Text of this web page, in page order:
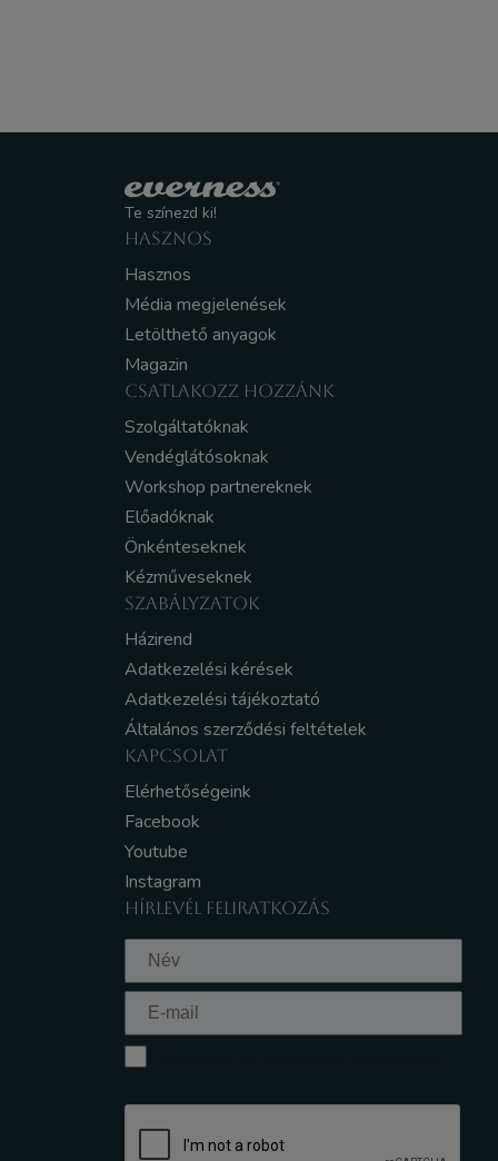
Te színezd ki!
HASZNOS
Hasznos
Média megjelenések
Letölthető anyagok
Magazin
CSATLAKOZZ HOZZÁNK
Szolgáltatóknak
Vendéglátósoknak
Workshop partnereknek
Előadóknak
Önkénteseknek
Kézműveseknek
SZABÁLYZATOK
Házirend
Adatkezelési kérések
Adatkezelési tájékoztató
Általános szerződési feltételek
KAPCSOLAT
Elérhetőségeink
Facebook
Youtube
Instagram
HÍRLEVÉL FELIRATKOZÁS